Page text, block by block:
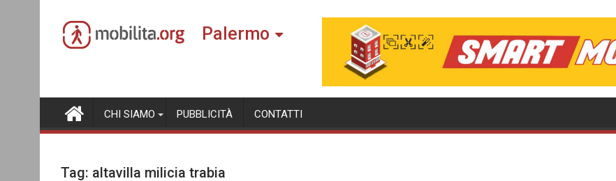
content
Palermo
CHI SIAMO PUBBLICITÀ CONTATTI
Tag: altavilla milicia trabia